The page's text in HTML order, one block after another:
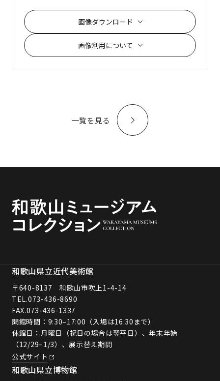
画像ダウンロード
画像利用について
一覧を見る
和歌山県立近代美術館
〒640-8137 和歌山市吹上1-4-14
TEL.073-436-8690
FAX.073-436-1337
開館時間：9:30–17:00（入場は16:30まで）
休館日：月曜日（祝日の場合は翌平日）、年末年始
（12/29–1/3）、展示替え期間
公式サイト
和歌山県立博物館